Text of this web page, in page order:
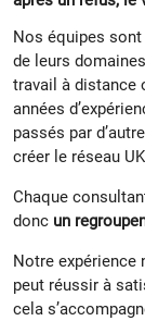
Nos équipes
de leurs
travail à distance
années
passés par
créer le réseau
Chaque
donc un
Notre expérience
peut réussir à
cela